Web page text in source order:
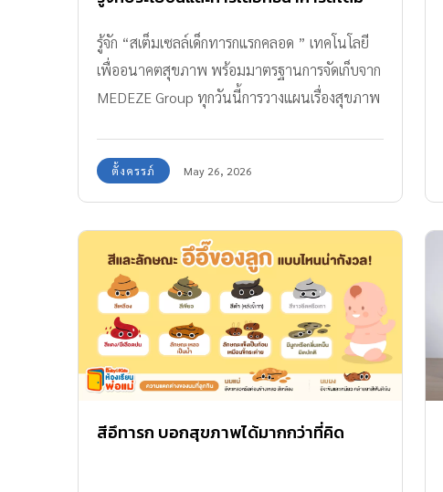
แล้วแต่ส่งผลกระทบต่อพัฒนาการของลูกได้ทั้งนั้น
เพราะในจอเหล่านั้นมีความบันเทิง และมีทุกสิ่งทุก
อย่างที่เด็กต้องการ ซึ่งอาจเป็นอันตรายสำหรับเด็ก
ทำให้พัฒนาการของลูกล่าช้า เพราะมนุษย์เลียน
แบบสิ่งต่าง ๆ จากมนุษย์ด้วยกันเอง เสียโอกาสที่ลูก
จะได้เรียนรู้จากผู้ใหญ่โดยตรง เป็นการมองจากฝั่ง
เดียว ไม่เกิดการตอบโต้ […]
รู้จัก “สเต็มเซลล์เด็กทารกแรกคลอด ” เทคโนโลยี
เพื่ออนาคตสุขภาพ พร้อมมาตรฐานการจัดเก็บจาก
MEDEZE Group ทุกวันนี้การวางแผนเรื่องสุขภาพ
เด็กทารกแรกคลอด ซึ่งถือเป็นทรัพยากรทาง
ชีวภาพที่มีศักยภาพสูง และอาจมีบทบาทสำคัญต่อ
การดูแลสุขภาพของลูกในอนาคต การทำความเข้า
ใจว่าสเต็มเซลล์ทารกแรกเกิด คืออะไร มีประโยชน์
อย่างไร และควรเลือกจัดเก็บอย่างไรให้ได้มาตรฐาน
จึงเป็นจุดเริ่มต้นของการวางแผนสุขภาพระยะยาว
อย่างมีประสิทธิภาพและทั้งหมดนี้ อ่านได้ที่นี่!
สารบัญ รู้จัก “สเต็มเซลล์เด็กทารกแรกคลอด ”
เทคโนโลยีเพื่ออนาคตสุขภาพ พร้อมมาตรฐานการ
จัดเก็บจาก MEDEZE Group สเต็มเซลล์เด็กทารก
ตั้งครรภ์ May 26, 2026
สีอึทารก บอกสุขภาพได้มากกว่าที่คิด